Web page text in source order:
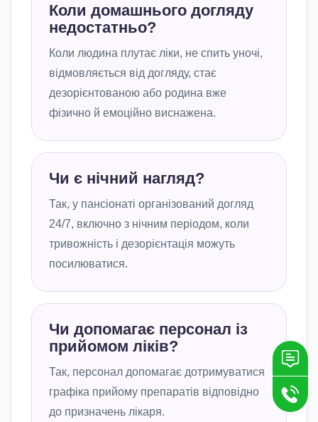
Коли домашнього догляду
недостатньо?
Коли людина плутає ліки, не спить уночі,
відмовляється від догляду, стає
дезорієнтованою або родина вже
фізично й емоційно виснажена.
Чи є нічний нагляд?
Так, у пансіонаті організований догляд
24/7, включно з нічним періодом, коли
тривожність і дезорієнтація можуть
посилюватися.
Чи допомагає персонал із
прийомом ліків?
Так, персонал допомагає дотримуватися
графіка прийому препаратів відповідно
до призначень лікаря.